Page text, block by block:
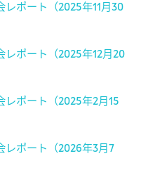
レポート（2025年11月30
レポート（2025年12月20
レポート（2025年2月15
レポート（2026年3月7